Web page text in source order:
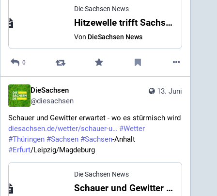
Die Sachsen News
Hitzewelle trifft Sachsen, Sachsen-Anhalt und Thüringen
Von DieSachsen News
0
13. Juni
DieSachsen
@diesachsen
diesachsen.de/wetter/schauer-u
#Wetter
#Thüringen #Sachsen #Sachsen
#Erfurt/Leipzig/Magdeburg
Die Sachsen News
Schauer und Gewitter erwartet - wo es stürmisch wird